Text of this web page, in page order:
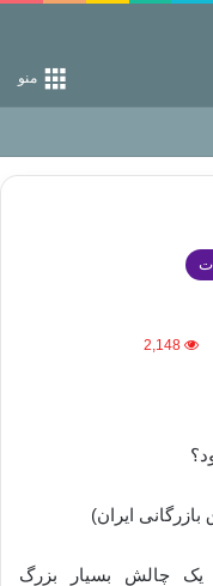
منو
از راه خداست‌!
2,148
ایران)
یک چالش بسیار بزرگ